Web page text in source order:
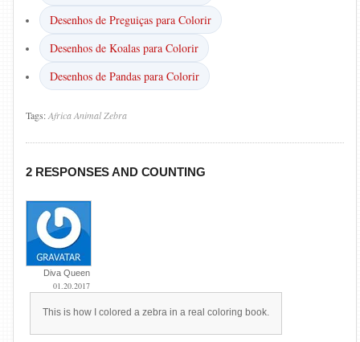
Desenhos de Preguiças para Colorir
Desenhos de Koalas para Colorir
Desenhos de Pandas para Colorir
Tags:AfricaAnimal Zebra
2 RESPONSES AND COUNTING
Diva Queen
01.20.2017
This is how I colored a zebra in a real coloring book.